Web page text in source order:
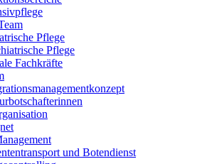
Pflege
Pflege
Fachkräfte
und Botendienst